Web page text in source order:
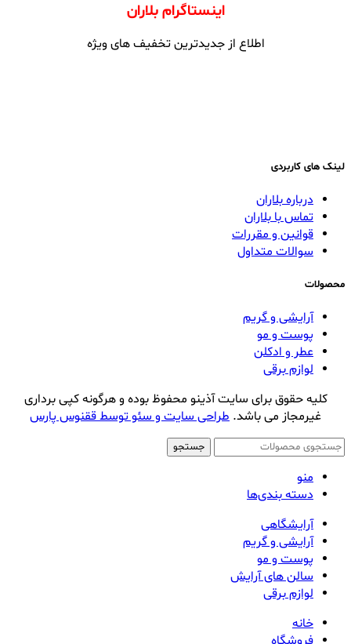
اینستاگرام بلاران
اطلاع از جدیدترین تخفیف های ویژه
لینک های کاربردی
درباره بلاران
تماس با بلاران
قوانین و مقررات
سوالات متداول
محصولات
آرایشی و گریم
پوست و مو
عطر و ادکلن
لوازم برقی
کلیه حقوق برای سایت آذینو محفوظ بوده و هرگونه کپی برداری
غیرمجاز می باشد. طراحی سایت و سئو توسط ققنوس پارس
جستجو
منو
دسته بندی‌ها
آرایشگاهی
آرایشی و گریم
پوست و مو
سالن های آرایش
لوازم برقی
خانه